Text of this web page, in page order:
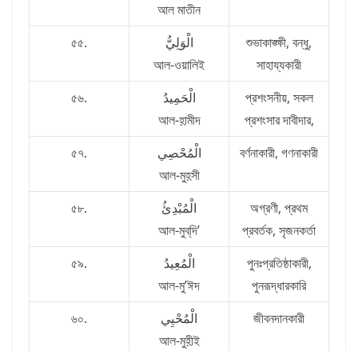
আল মাতীন
৫৫.
الْوَلِيُّ
আল-ওয়ালিই
শুভাকাঙ্ক্ষী, বন্ধু,
সাহায্যকারী
৫৬.
الْحَمِيدُ
আল-হ়ামীদ
প্রশংসনীয়, সকল
প্রশংসার দাবীদার,
৫৭.
الْمُحْصِي
আল-মুহ়সী
বর্ণনাকারী, গণনাকারী
৫৮.
الْمُبْدِئُ
আল-মুব্‌দি’
অগ্রণী, প্রথম
প্রবর্তক, সৃজনকর্তা
৫৯.
الْمُعِيدُ
আল-মু’ঈদ
পুনঃপ্রতিষ্ঠাকারী,
পুনরূদ্ধারকারি
৬০.
الْمُحْيِي
আল-মুহ়ীই
জীবনদানকারী